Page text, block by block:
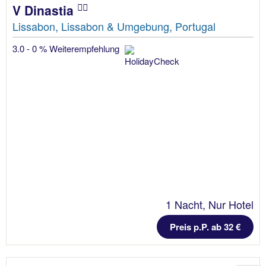
V Dinastia
Lissabon, Lissabon & Umgebung, Portugal
3.0 - 0 % Weiterempfehlung
1 Nacht, Nur Hotel
Preis p.P. ab 32 €